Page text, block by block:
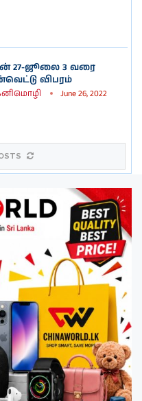
27-ஜூலை 3 வரை
விபரம்
June 26, 2022